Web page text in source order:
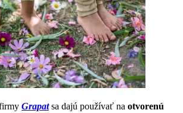
Grapatsa dajú používať na otvorenú